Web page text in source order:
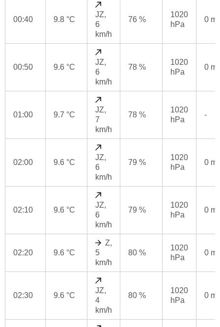
00:40 9.8 °C
JZ,
6
km/h
76 %
1020
hPa
0
00:50 9.6 °C
JZ,
6
km/h
78 %
1020
hPa
0
01:00 9.7 °C
JZ,
7
km/h
78 %
1020
hPa
-
02:00 9.6 °C
JZ,
6
km/h
79 %
1020
hPa
0
02:10 9.6 °C
JZ,
6
km/h
79 %
1020
hPa
0
02:20 9.6 °C
Z,
5
km/h
80 %
1020
hPa
0
02:30 9.6 °C
JZ,
4
km/h
80 %
1020
hPa
0